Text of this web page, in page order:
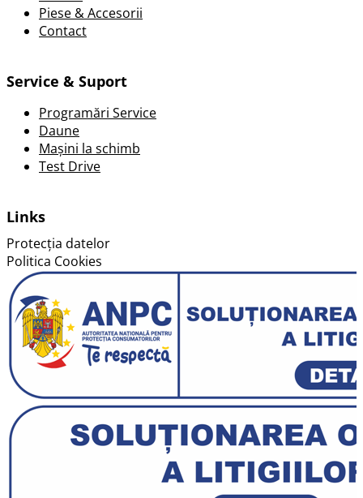
Piese & Accesorii
Contact
Service & Suport
Programări Service
Daune
Mașini la schimb
Test Drive
Links
Protecția datelor
Politica Cookies